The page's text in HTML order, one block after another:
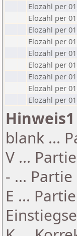
Elozahl per
Elozahl per
Elozahl per
Elozahl per
Elozahl per
Elozahl per
Elozahl per
Elozahl per
Elozahl per
Hinweis1
blank ...
V ...
- ...
E ...